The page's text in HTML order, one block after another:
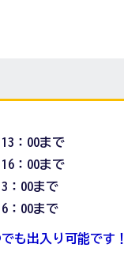
：00まで
：00まで
：00まで
：00まで
も出入り可能です！